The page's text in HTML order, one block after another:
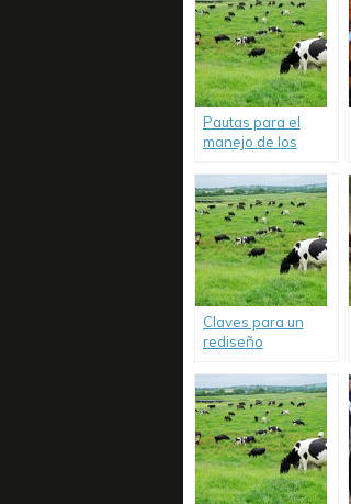
Pautas para el
manejo de los
Claves para un
rediseño
ganadería
pampeana.